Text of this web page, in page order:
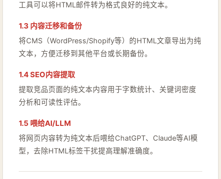
工具可以将HTML邮件转为格式良好的纯文本。
1.3 内容迁移和备份
将CMS（WordPress/Shopify等）的HTML文章导出为纯
文本，方便迁移到其他平台或长期备份。
1.4 SEO内容提取
提取竞品页面的纯文本内容用于字数统计、关键词密度
分析和可读性评估。
1.5 喂给AI/LLM
将网页内容转为纯文本后喂给ChatGPT、Claude等AI模
型，去除HTML标签干扰提高理解准确度。